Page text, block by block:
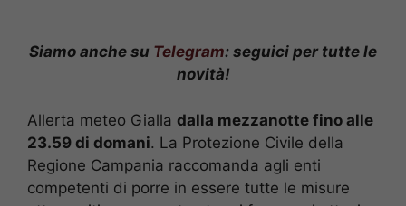
Siamo anche su Telegram: seguici per tutte le
novità!
Allerta meteo Gialla dalla mezzanotte fino alle
23.59 di domani. La Protezione Civile della
Regione Campania raccomanda agli enti
competenti di porre in essere tutte le misure